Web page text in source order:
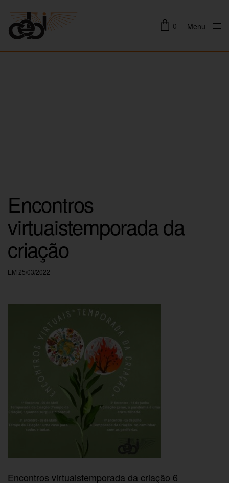
0 Menu
Encontros
virtuaistemporada da
criação
EM 25/03/2022
Encontros virtuaistemporada da criação 6